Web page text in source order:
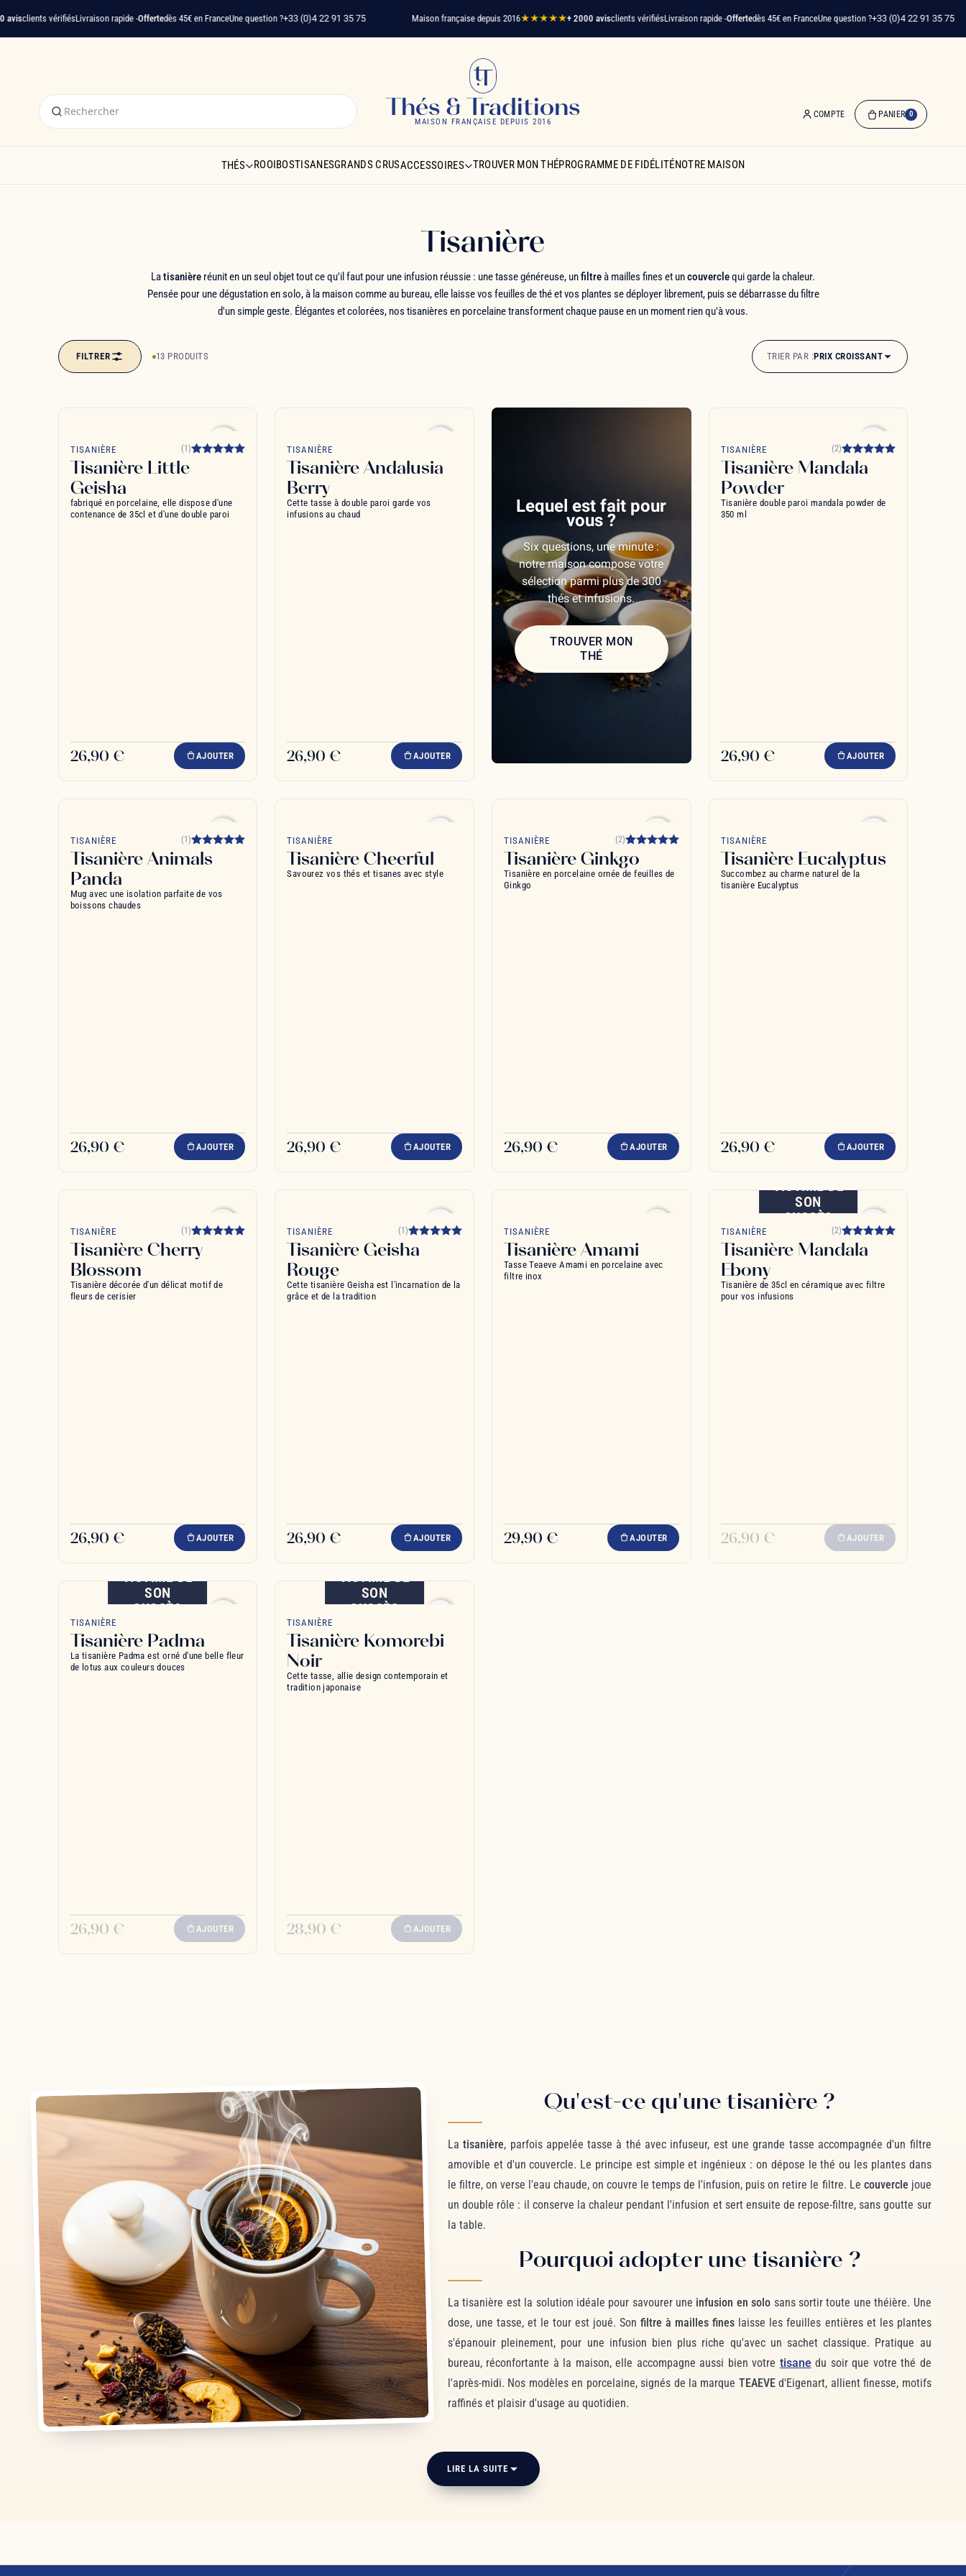
vérifiésLivraison rapide -Offertedès 45€ en France Une question ?+33 (0)4 22 91 35 75 Maison française depuis 2016★★★★★+ 2000 avisclients vérifiésLivraison rapide -Offertedès 45€ en France Une question ?+33 (0)4 22 91 35 75
Thés & Traditions
MAISON FRANÇAISE DEPUIS 2016
COMPTE PANIER 0
THÉS ROOIBOSTISANESGRANDS CRUSACCESSOIRES TROUVER MON THÉPROGRAMME DE FIDÉLITÉNOTRE MAISON
Tisanière
Latisanière réunit en un seul objet tout ce qu'il faut pour une infusion réussie : une tasse généreuse, unfiltreà mailles fines et uncouverclequi garde la chaleur.
Pensée pour une dégustation en solo, à la maison comme au bureau, elle laisse vos feuilles de thé et vos plantes se déployer librement, puis se débarrasse du filtre
d'un simple geste. Élégantes et colorées, nos tisanières en porcelaine transforment chaque pause en un moment rien qu'à vous.
FILTRER 13 PRODUITS TRIER PAR :PRIX CROISSANT
favorite_border
TISANIÈRE (1)
Tisanière Little
Geisha
fabriqué en porcelaine, elle dispose d'une
contenance de 35cl et d'une double paroi
26,90 € AJOUTER
TISANIÈRE
Tisanière Andalusia
Berry
Cette tasse à double paroi garde vos
infusions au chaud
26,90 € AJOUTER
Lequel est fait pour
vous ?
Six questions, une minute :
notre maison compose votre
sélection parmi plus de 300
thés et infusions.
TROUVER MON
THÉ
favorite_border
TISANIÈRE (2)
Tisanière Mandala
Powder
Tisanière double paroi mandala powder de
350 ml
26,90 € AJOUTER
favorite_border
TISANIÈRE (1)
Tisanière Animals
Panda
Mug avec une isolation parfaite de vos
boissons chaudes
26,90 € AJOUTER
TISANIÈRE
Tisanière Cheerful
Savourez vos thés et tisanes avec style
26,90 € AJOUTER
favorite_border
TISANIÈRE (2)
Tisanière Ginkgo
Tisanière en porcelaine ornée de feuilles de
Ginkgo
26,90 € AJOUTER
TISANIÈRE
Tisanière Eucalyptus
Succombez au charme naturel de la
tisanière Eucalyptus
26,90 € AJOUTER
favorite_border
TISANIÈRE (1)
Tisanière Cherry
Blossom
Tisanière décorée d'un délicat motif de
fleurs de cerisier
26,90 € AJOUTER
favorite_border
TISANIÈRE (1)
Tisanière Geisha
Rouge
Cette tisanière Geisha est l'incarnation de la
grâce et de la tradition
26,90 € AJOUTER
TISANIÈRE
Tisanière Amami
Tasse Teaeve Amami en porcelaine avec
filtre inox
29,90 € AJOUTER
favorite_border
VICTIME DE
SON
SUCCÈS
TISANIÈRE (2)
Tisanière Mandala
Ebony
Tisanière de 35cl en céramique avec filtre
pour vos infusions
26,90 € AJOUTER
VICTIME DE
SON
SUCCÈS
TISANIÈRE
Tisanière Padma
La tisanière Padma est orné d'une belle fleur
de lotus aux couleurs douces
26,90 € AJOUTER
VICTIME DE
SON
SUCCÈS
TISANIÈRE
Tisanière Komorebi
Noir
Cette tasse, allie design contemporain et
tradition japonaise
28,90 € AJOUTER
Qu'est-ce qu'une tisanière ?
Latisanière, parfois appelée tasse à thé avec infuseur, est une grande tasse accompagnée d'un filtre
amovible et d'un couvercle. Le principe est simple et ingénieux : on dépose le thé ou les plantes dans
le filtre, on verse l'eau chaude, on couvre le temps de l'infusion, puis on retire le filtre. Le couvercle joue
un double rôle : il conserve la chaleur pendant l'infusion et sert ensuite de repose-filtre, sans goutte sur
la table.
Pourquoi adopter une tisanière ?
La tisanière est la solution idéale pour savourer une infusion en solo sans sortir toute une théière. Une
dose, une tasse, et le tour est joué. Sonfiltre à mailles fines laisse les feuilles entières et les plantes
s'épanouir pleinement, pour une infusion bien plus riche qu'avec un sachet classique. Pratique au
bureau, réconfortante à la maison, elle accompagne aussi bien votre tisane du soir que votre thé de
l'après-midi. Nos modèles en porcelaine, signés de la marque TEAEVEd'Eigenart, allient finesse, motifs
raffinés et plaisir d'usage au quotidien.
LIRE LA SUITE